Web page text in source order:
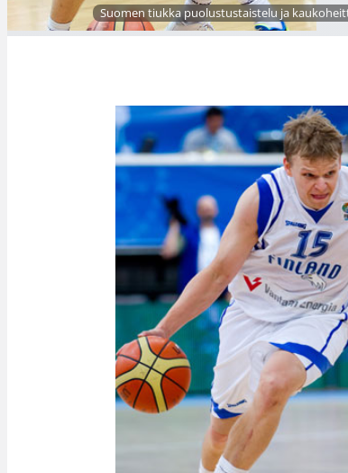
Suomen tiukka puolustustaistelu ja